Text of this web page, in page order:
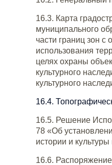
16.3. Карта
муниципального
части границ зон
использования
целях охраны
культурного
культурного
16.4.
16.5. Решение
78 «Об
истории и культуры
16.6.